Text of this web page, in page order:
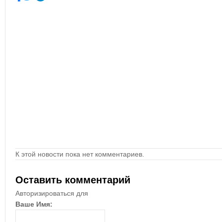
К этой новости пока нет комментариев.
Оставить комментарий
Авторизироваться для
Ваше Имя: